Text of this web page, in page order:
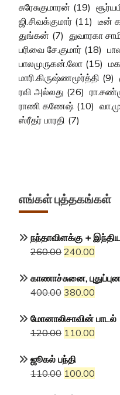
சுரேசுகுமாரன் (19)
ஜி.சிவக்குமார் (11) டீன்
துங்கன் (7) துவாரகா
பரிவை சே.குமார் (18)
பாலமுருகன்.லோ (15)
மாரி.கிருஷ்ணமூர்த்தி (9)
ரவி அல்லது (26)
ராணி கணேஷ் (10)
ஸ்ரீதர் பாரதி (7)
எங்கள் புத்தகங்கள்
நந்தாவிளக்கு +
260.00 Original
was:
₹260.00.
240.00
is:
காணாச்சுனை,
400.00 Original
was:
₹400.00.
380.00
is:
மோனாலிசாவின் பாடல்
120.00 Original
was:
₹120.00.
110.00
ஜூகல் பந்தி
110.00 Original
100.00